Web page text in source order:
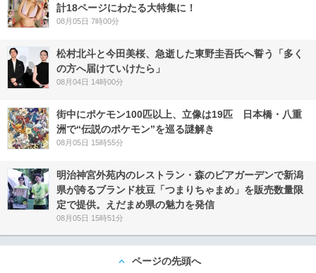
計18ページにわたる大特集に！
08月05日 7時00分
松村北斗と今田美桜、急逝した東野圭吾氏へ誓う「多く
の方へ届けていけたら」
08月04日 14時00分
街中にポケモン100匹以上、立像は19匹 日本橋・八重
洲で“伝説のポケモン”を巡る謎解き
08月05日 15時55分
明治神宮外苑内のレストラン・森のビアガーデンで新潟
県が誇るブランド枝豆「つまりちゃまめ」を販売数量限
定で提供。えだまめ県の魅力を発信
08月05日 15時51分
ページの先頭へ